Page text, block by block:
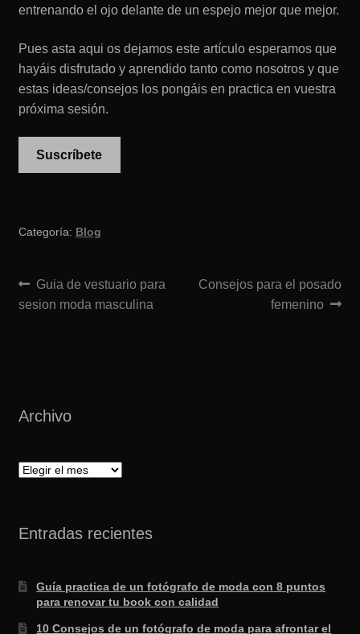
entrenando el ojo delante de un espejo mejor que mejor.
Pues asta aqui os dejamos este artículo esperamos que
hayáis disfrutado y aprendido tanto como nosotros y que
estas ideas/consejos los pongáis en practica en vuestra
próxima sesión.
Suscríbete
Categoría: Blog
Navegación
Anterior:
Guia de vestuario para
sesion moda masculina
Siguiente:
Consejos para el posado
femenino
Archivo
Archivo
Entradas recientes
Guía practica de un fotógrafo de moda con 8 puntos
para renovar tu book con calidad
10 Consejos de un fotógrafo de moda para afrontar el